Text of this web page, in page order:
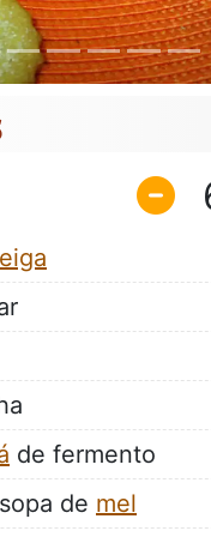
de fermento
de mel